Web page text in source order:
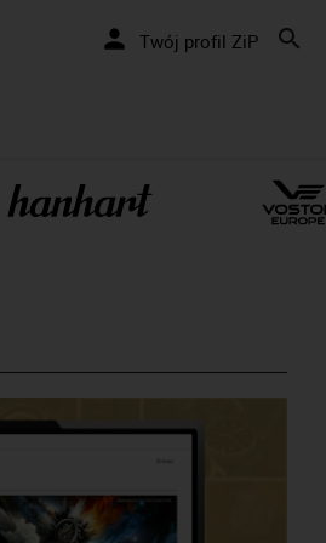
Twój profil ZiP